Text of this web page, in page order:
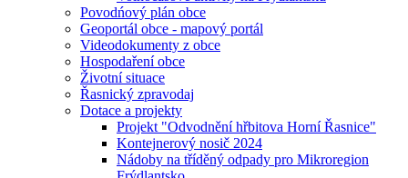
Povodńový plán obce
Geoportál obce - mapový portál
Videodokumenty z obce
Hospodaření obce
Životní situace
Řasnický zpravodaj
Dotace a projekty
Projekt "Odvodnění hřbitova Horní Řasnice"
Kontejnerový nosič 2024
Nádoby na tříděný odpady pro Mikroregion